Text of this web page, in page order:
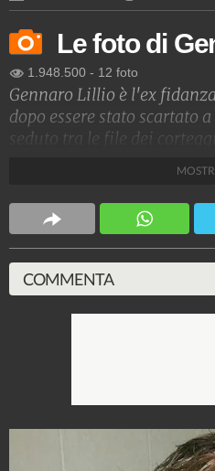
Le foto di
1.948.500 - 12 foto
Gennaro Lillio è l'ex
dopo essere stato scartato
seduto tra le file dei
16.
4.053.373.245-9.455 video
COMMENTA